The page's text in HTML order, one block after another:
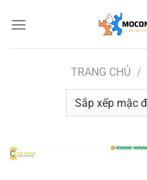
qua
TRANG CHỦ /